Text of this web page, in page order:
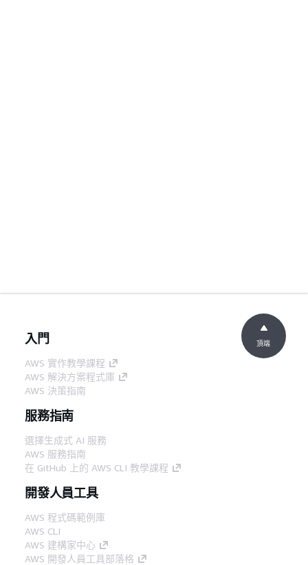
入門
AWS 實作教學課程
AWS 解決方案程式庫
AWS 決策指南
服務指南
選擇生成式 AI 服務
AWS 服務指南
在 GitHub 上的 AWS CLI 教學課程
開發人員工具
AWS 程式碼範例庫
AWS CLI
AWS 建構家中心
AWS 開發人員工具部落格
頂端